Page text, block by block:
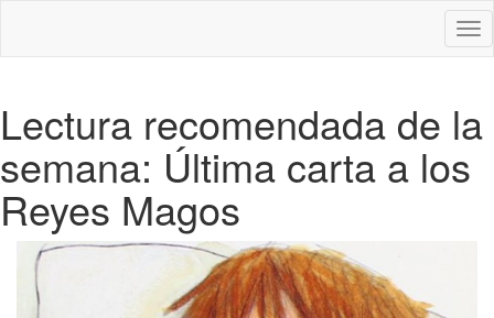
Lectura recomendada de la
semana: Última carta a los
Reyes Magos